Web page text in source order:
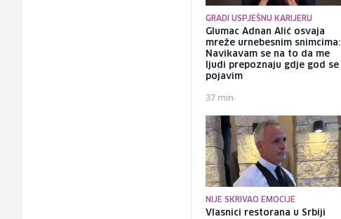
GRADI USPJEŠNU KARIJERU
Glumac Adnan Alić osvaja
mreže urnebesnim snimcima:
Navikavam se na to da me
ljudi prepoznaju gdje god se
pojavim
37 min
NIJE SKRIVAO EMOCIJE
Vlasnici restorana u Srbiji